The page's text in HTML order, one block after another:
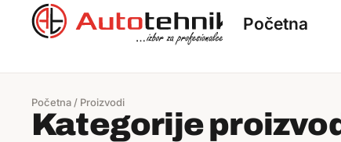
Početna
Početna / Proizvodi
Kategorije